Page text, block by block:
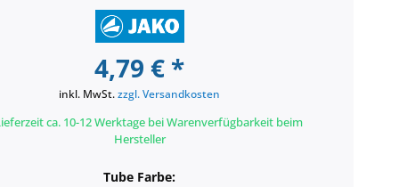
4,79 € *
inkl. MwSt.zzgl. Versandkosten
ca. 10-12 Werktage bei Warenverfügbarkeit beim
Hersteller
Tube Farbe: